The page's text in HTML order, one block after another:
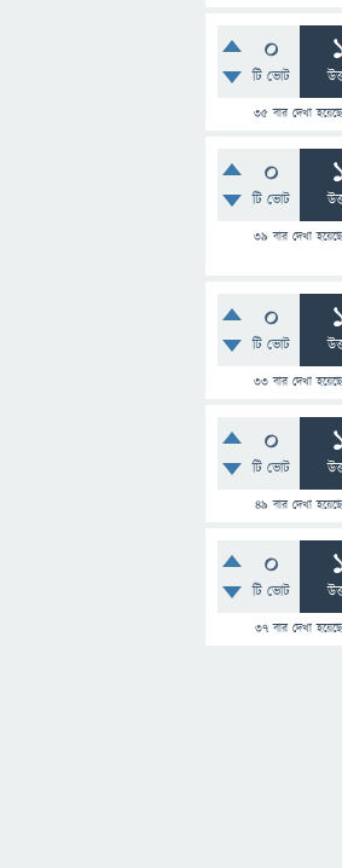
0
টি ভোট
35 বার দেখা হয়েছে
0
টি ভোট
39 বার দেখা হয়েছে
0
টি ভোট
33 বার দেখা হয়েছে
0
টি ভোট
49 বার দেখা হয়েছে
0
টি ভোট
37বার দেখা হয়েছে